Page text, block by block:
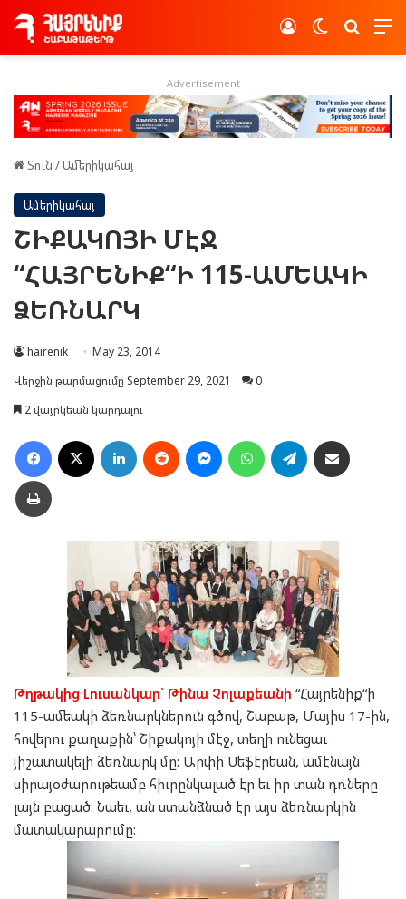
Switch skin
Log In
Advertisement
Տուն /Ամերիկահայ
Ամերիկահայ
ՇԻՔԱԿՈՅԻ ՄԷՋ
“ՀԱՅՐԵՆԻՔ“Ի 115-ԱՄԵԱԿԻ
ՁԵՌՆԱՐԿ
hairenik
May 23, 2014
Վերջին թարմացումը September 29, 2021
0
2 վայրկեան կարդալու
Facebook LinkedIn Reddit MessengerWhatsAppTelegram
Տպել
Թղթակից Լուսանկար՝ Թինա Չոլաքեանի “Հայրենիք“ի
115-ամեակի ձեռնարկներուն գծով, Շաբաթ, Մայիս 17-ին,
հովերու քաղաքին՝ Շիքակոյի մէջ, տեղի ունեցաւ
յիշատակելի ձեռնարկ մը: Արփի Սեֆէրեան, ամէնայն
սիրայօժարութեամբ հիւրընկալած էր եւ իր տան դռները
լայն բացած: Նաեւ, ան ստանձնած էր այս ձեռնարկին
մատակարարումը: